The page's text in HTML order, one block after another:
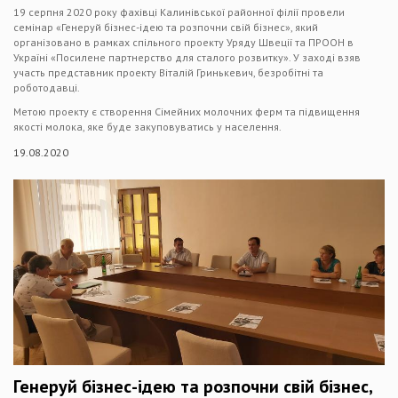
19 серпня 2020 року фахівці Калинівської районної філії провели
семінар «Генеруй бізнес-ідею та розпочни свій бізнес», який
організовано в рамках спільного проекту Уряду Швеції та ПРООН в
Україні «Посилене партнерство для сталого розвитку». У заході взяв
участь представник проекту Віталій Гринькевич, безробітні та
роботодавці.
Метою проекту є створення Сімейних молочних ферм та підвищення
якості молока, яке буде закуповуватись у населення.
19.08.2020
Генеруй бізнес-ідею та розпочни свій бізнес,